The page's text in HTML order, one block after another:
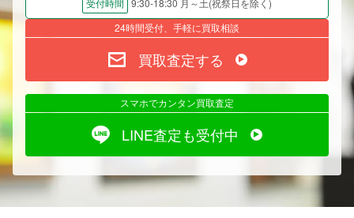
受付時間
24時間受付、手軽に買取相談
買取査定する
スマホでカンタン買取査定
LINE査定も受付中